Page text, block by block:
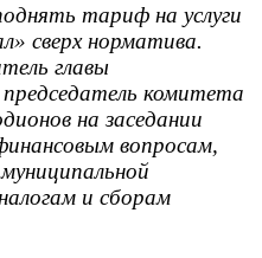
тариф на услуги
сверх норматива.
главы
комитета
на заседании
вопросам,
и сборам